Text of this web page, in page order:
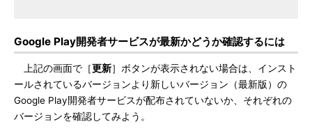
Google Play開発者サービスが最新かどうか確認するには
上記の画面で［更新］ボタンが表示されない場合は、インスト
ールされているバージョンより新しいバージョン（最新版）の
Google Play開発者サービスが配布されていないか、それぞれの
バージョンを確認してみよう。